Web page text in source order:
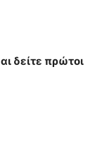
δείτε πρώτοι